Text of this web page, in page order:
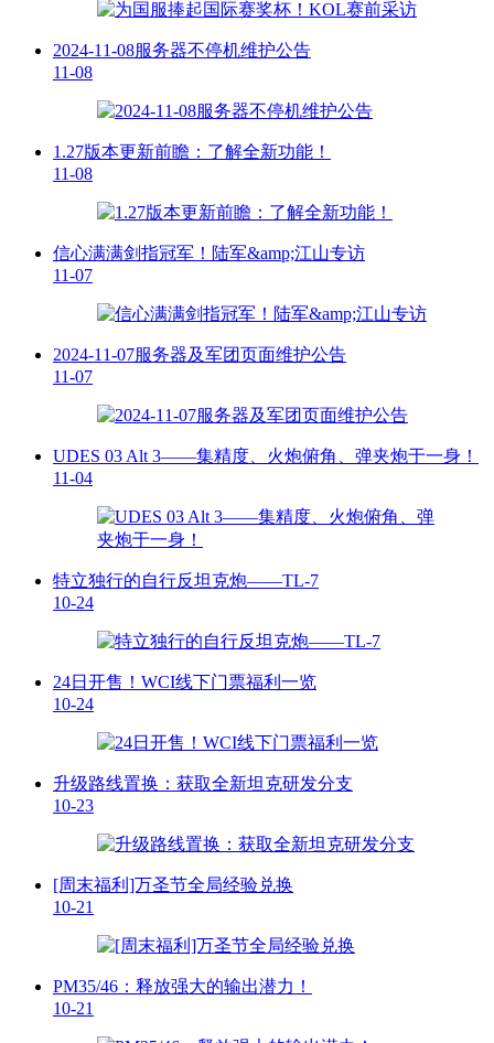
2024-11-08服务器不停机维护公告
11-08
1.27版本更新前瞻：了解全新功能！
11-08
信心满满剑指冠军！陆军&amp;江山专访
11-07
2024-11-07服务器及军团页面维护公告
11-07
UDES 03 Alt 3——集精度、火炮俯角、弹夹炮于一身！
11-04
特立独行的自行反坦克炮——TL-7
10-24
24日开售！WCI线下门票福利一览
10-24
升级路线置换：获取全新坦克研发分支
10-23
[周末福利]万圣节全局经验兑换
10-21
PM35/46：释放强大的输出潜力！
10-21